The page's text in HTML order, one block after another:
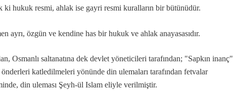
ki hukuk resmi, ahlak ise gayri resmi kuralların bir bütünüdür.
ayrı, özgün ve kendine has bir hukuk ve ahlak anayasasıdır.
Osmanlı saltanatına dek devlet yöneticileri tarafından; "Sapkın inanç"
katledilmeleri yönünde din ulemaları tarafından fetvalar
din uleması Şeyh-ül Islam eliyle verilmiştir.